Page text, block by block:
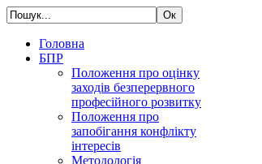
Головна
БПР
Положення про оцінку
заходів безперервного
професійного розвитку
Положення про
запобігання конфлікту
інтересів
Методологія